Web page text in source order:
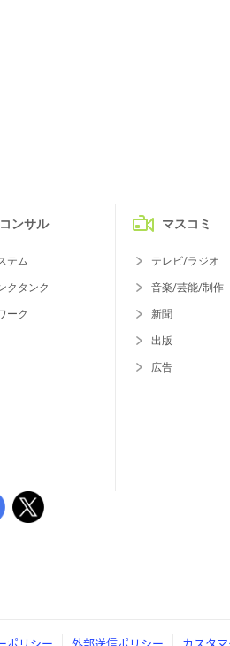
ンサル
テム
クタンク
ーク
マスコミ
テレビ/ラジオ
音楽/芸能/制作
新聞
出版
広告